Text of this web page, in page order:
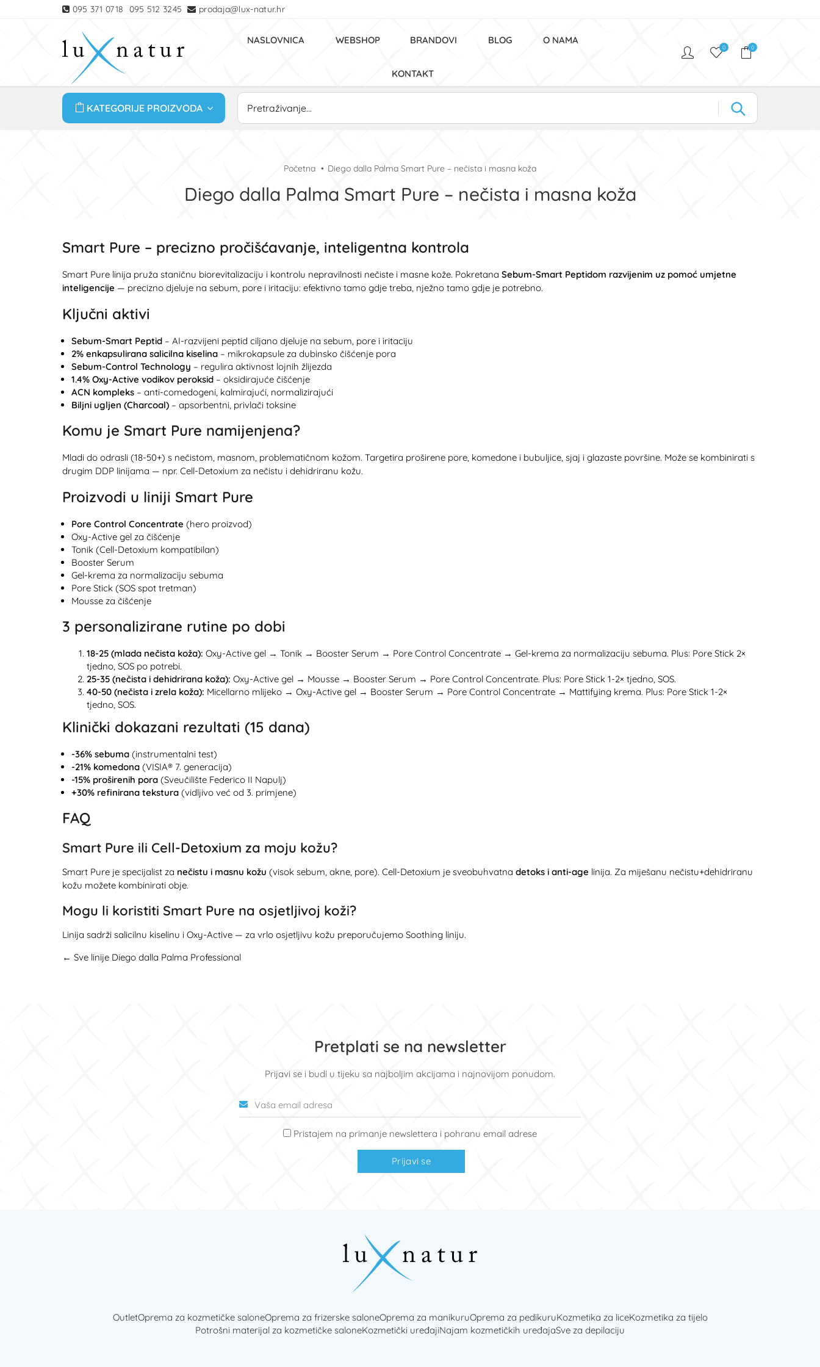
095 371 0718 095 512 3245 prodaja@lux-natur.hr
NASLOVNICA WEBSHOP BRANDOVI BLOG O NAMA
KONTAKT
0 0
KATEGORIJE PROIZVODA
Početna Diego dalla Palma Smart Pure – nečista i masna koža
Diego dalla Palma Smart Pure – nečista i masna koža
Smart Pure – precizno pročišćavanje, inteligentna kontrola
Smart Pure linija pruža staničnu biorevitalizaciju i kontrolu nepravilnosti nečiste i masne kože. Pokretana Sebum-Smart Peptidom razvijenim uz pomoć umjetne
inteligencije — precizno djeluje na sebum, pore i iritaciju: efektivno tamo gdje treba, nježno tamo gdje je potrebno.
Ključni aktivi
Sebum-Smart Peptid – AI-razvijeni peptid ciljano djeluje na sebum, pore i iritaciju
2% enkapsulirana salicilna kiselina – mikrokapsule za dubinsko čišćenje pora
Sebum-Control Technology – regulira aktivnost lojnih žlijezda
1.4% Oxy-Active vodikov peroksid – oksidirajuće čišćenje
ACN kompleks – anti-comedogeni, kalmirajući, normalizirajući
Biljni ugljen (Charcoal) – apsorbentni, privlači toksine
Komu je Smart Pure namijenjena?
Mladi do odrasli (18-50+) s nečistom, masnom, problematičnom kožom. Targetira proširene pore, komedone i bubuljice, sjaj i glazaste površine. Može se kombinirati s
drugim DDP linijama — npr. Cell-Detoxium za nečistu i dehidriranu kožu.
Proizvodi u liniji Smart Pure
Pore Control Concentrate (hero proizvod)
Oxy-Active gel za čišćenje
Tonik (Cell-Detoxium kompatibilan)
Booster Serum
Gel-krema za normalizaciju sebuma
Pore Stick (SOS spot tretman)
Mousse za čišćenje
3 personalizirane rutine po dobi
18-25 (mlada nečista koža): Oxy-Active gel → Tonik → Booster Serum → Pore Control Concentrate → Gel-krema za normalizaciju sebuma. Plus: Pore Stick 2×
tjedno, SOS po potrebi.
25-35 (nečista i dehidrirana koža): Oxy-Active gel → Mousse → Booster Serum → Pore Control Concentrate. Plus: Pore Stick 1-2× tjedno, SOS.
40-50 (nečista i zrela koža): Micellarno mlijeko → Oxy-Active gel → Booster Serum → Pore Control Concentrate → Mattifying krema. Plus: Pore Stick 1-2×
tjedno, SOS.
Klinički dokazani rezultati (15 dana)
-36% sebuma (instrumentalni test)
-21% komedona (VISIA® 7. generacija)
-15% proširenih pora (Sveučilište Federico II Napulj)
+30% refinirana tekstura (vidljivo već od 3. primjene)
FAQ
Smart Pure ili Cell-Detoxium za moju kožu?
Smart Pure je specijalist za nečistu i masnu kožu (visok sebum, akne, pore). Cell-Detoxium je sveobuhvatna detoks i anti-age linija. Za miješanu nečistu+dehidriranu
kožu možete kombinirati obje.
Mogu li koristiti Smart Pure na osjetljivoj koži?
Linija sadrži salicilnu kiselinu i Oxy-Active — za vrlo osjetljivu kožu preporučujemo Soothing liniju.
← Sve linije Diego dalla Palma Professional
Pretplati se na newsletter
Prijavi se i budi u tijeku sa najboljim akcijama i najnovijom ponudom.
Pristajem na primanje newslettera i pohranu email adrese
Prijavi se
OutletOprema za kozmetičke saloneOprema za frizerske saloneOprema za manikuruOprema za pedikuruKozmetika za liceKozmetika za tijelo
Potrošni materijal za kozmetičke saloneKozmetički uređajiNajam kozmetičkih uređajaSve za depilaciju